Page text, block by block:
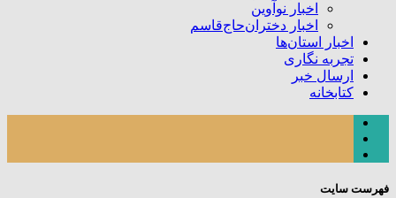
اخبار نوآوین
اخبار دختران‌حاج‌قاسم
اخبار استان‌ها
تجربه نگاری
ارسال خبر
کتابخانه
فهرست سایت